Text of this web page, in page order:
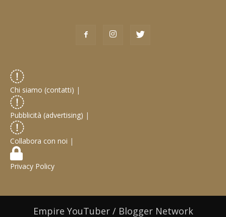
Chi siamo (contatti) |
Pubblicità (advertising) |
Collabora con noi |
Privacy Policy
Empire YouTuber / Blogger Network